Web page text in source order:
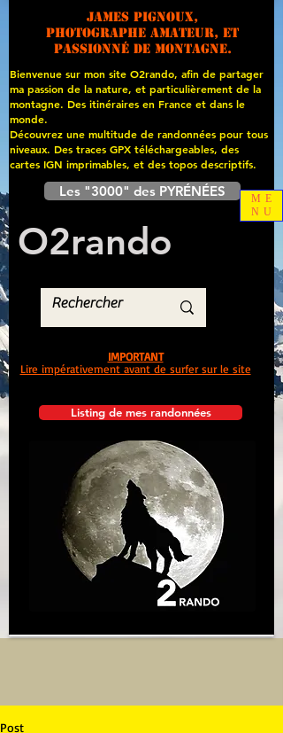
James PIGNOUX,
photographe amateur, et
passionné de montagne.
Bienvenue sur mon site O2rando, afin de partager
ma passion de la nature, et particulièrement de la
montagne. Des itinéraires en France et dans le
monde.
Découvrez une multitude de randonnées pour tous
niveaux. Des traces GPX téléchargeables, des
cartes IGN imprimables, et des topos descriptifs.
Les "3000" des PYRÉNÉES
O2rando
Listing de mes randonnées
IMPORTANT
Lire impérativement avant de surfer sur le site
ME
NU
Post